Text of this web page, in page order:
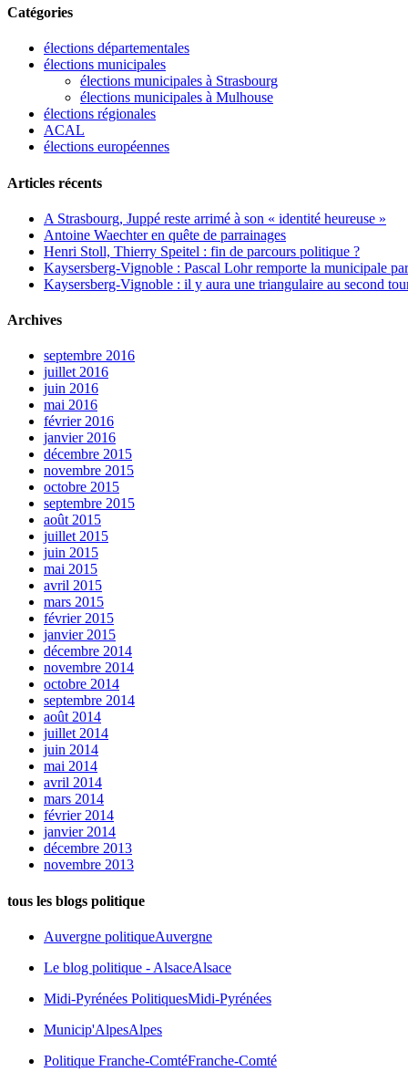
Catégories
élections départementales
élections municipales
élections municipales à Strasbourg
élections municipales à Mulhouse
élections régionales
ACAL
élections européennes
Articles récents
A Strasbourg, Juppé reste arrimé à son « identité heureuse »
Antoine Waechter en quête de parrainages
Henri Stoll, Thierry Speitel : fin de parcours politique ?
Kaysersberg-Vignoble : Pascal Lohr remporte la municipale
Kaysersberg-Vignoble : il y aura une triangulaire au second
Archives
septembre 2016
juillet 2016
juin 2016
mai 2016
février 2016
janvier 2016
décembre 2015
novembre 2015
octobre 2015
septembre 2015
août 2015
juillet 2015
juin 2015
mai 2015
avril 2015
mars 2015
février 2015
janvier 2015
décembre 2014
novembre 2014
octobre 2014
septembre 2014
août 2014
juillet 2014
juin 2014
mai 2014
avril 2014
mars 2014
février 2014
janvier 2014
décembre 2013
novembre 2013
tous les blogs politique
Auvergne politiqueAuvergne
Le blog politique - AlsaceAlsace
Midi-Pyrénées PolitiquesMidi-Pyrénées
Municip'AlpesAlpes
Politique Franche-ComtéFranche-Comté